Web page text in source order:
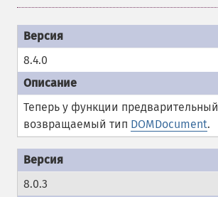
8.4.0
Теперь у функции предварительный
возвращаемый тип DOMDocument.
8.0.3